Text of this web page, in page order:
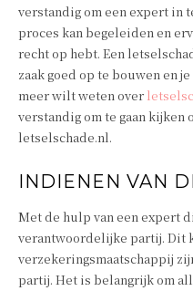
verstandig om een expert in
proces kan begeleiden en
recht op hebt. Een
zaak goed op te bouwen en
meer wilt weten over
verstandig om te gaan
letselschade.nl.
INDIENEN VAN
Met de hulp van een expert
verantwoordelijke partij. Dit
verzekeringsmaatschappij
partij. Het is belangrijk om